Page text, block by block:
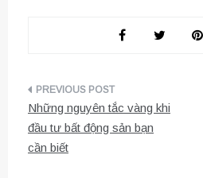
Điều
hướng
bài
Những nguyên tắc vàng khi
đầu tư bất động sản bạn
cần biết